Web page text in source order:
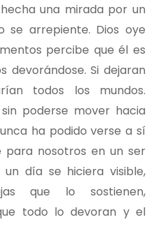
una mirada por un
se arrepiente. Dios oye
percibe que él es
Si dejaran
todos los mundos.
poderse mover hacia
ha podido verse a sí
para nosotros en un ser
un día se hiciera visible,
que lo sostienen,
todo lo devoran y el